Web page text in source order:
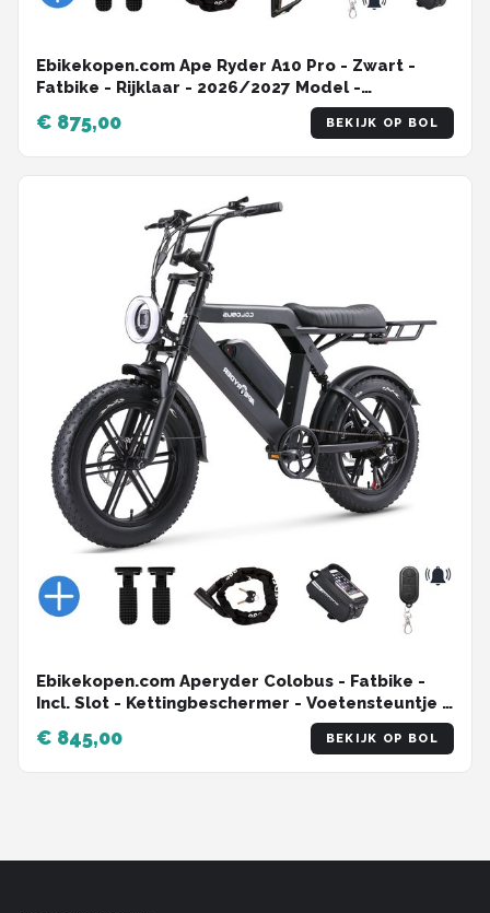
Ebikekopen.com Ape Ryder A10 Pro - Zwart -
Fatbike - Rijklaar - 2026/2027 Model -
Hydraulische remmen - Incl. Slot -
Kettingbeschermer - Voetensteuntje -
Straatlegaal - Ebike - Elektrische Fiets - Met
Accessoires
€ 875,00 BEKIJK OP BOL
Ebikekopen.com Aperyder Colobus - Fatbike -
Incl. Slot - Kettingbeschermer - Voetensteuntje -
Straatlegaal - Ebike - Elektrische Fiets - Met
Accessoires
€ 845,00 BEKIJK OP BOL